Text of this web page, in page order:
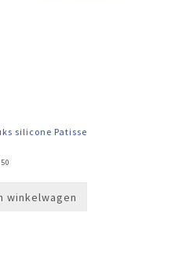
silicone Patisse
winkelwagen